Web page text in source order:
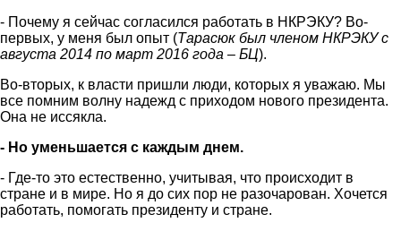
- Почему я сейчас согласился работать в НКРЭКУ? Во-
первых, у меня был опыт (Тарасюк был членом НКРЭКУ с
августа 2014 по март 2016 года – БЦ).
Во-вторых, к власти пришли люди, которых я уважаю. Мы
все помним волну надежд с приходом нового президента.
Она не иссякла.
- Но уменьшается с каждым днем.
- Где-то это естественно, учитывая, что происходит в
стране и в мире. Но я до сих пор не разочарован. Хочется
работать, помогать президенту и стране.